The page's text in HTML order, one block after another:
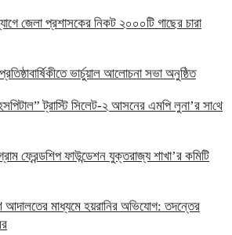
জেলা প্রশাসকের নিকট ২০০০টি গাছের চারা
ভার্চুয়াল আলোচনা সভা অনুষ্ঠিত
ট্রাস্টি সিলেট-২ আসনের এমপি লুনা’র সা‌থে
ফ্রেন্ডশিপ ফাউন্ডেশন যুক্তরাজ্য শাখা’র কমিটি
আদালতের মাধ্যমে হয়রানির অভিযোগ: তদন্তের